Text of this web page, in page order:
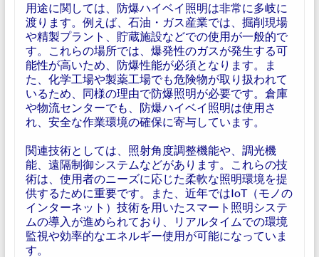
用途に関しては、防爆ハイベイ照明は非常に多岐に
渡ります。例えば、石油・ガス産業では、掘削現場
や精製プラント、貯蔵施設などでの使用が一般的で
す。これらの場所では、爆発性のガスが発生する可
能性が高いため、防爆性能が必須となります。ま
た、化学工場や製薬工場でも危険物が取り扱われて
いるため、同様の理由で防爆照明が必要です。倉庫
や物流センターでも、防爆ハイベイ照明は使用さ
れ、安全な作業環境の確保に寄与しています。
関連技術としては、照射角度調整機能や、調光機
能、遠隔制御システムなどがあります。これらの技
術は、使用者のニーズに応じた柔軟な照明環境を提
供するために重要です。また、近年ではIoT（モノの
インターネット）技術を用いたスマート照明システ
ムの導入が進められており、リアルタイムでの環境
監視や効率的なエネルギー使用が可能になっていま
す。